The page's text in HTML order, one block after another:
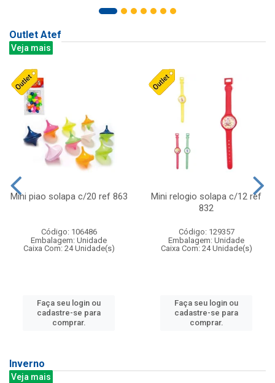
Outlet Atef
Veja mais
Mini piao solapa c/20 ref 863
Código: 106486
Embalagem: Unidade
Caixa Com: 24 Unidade(s)
Faça seu login ou
cadastre-se para
comprar.
Mini relogio solapa c/12 ref
832
Código: 129357
Embalagem: Unidade
Caixa Com: 24 Unidade(s)
Faça seu login ou
cadastre-se para
comprar.
Inverno
Veja mais